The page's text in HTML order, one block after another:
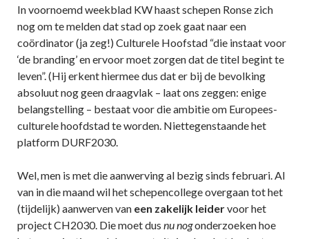
In voornoemd weekblad KW haast schepen Ronse zich
nog om te melden dat stad op zoek gaat naar een
coördinator (ja zeg!) Culturele Hoofstad “die instaat voor
‘de branding’ en ervoor moet zorgen dat de titel begint te
leven”. (Hij erkent hiermee dus dat er bij de bevolking
absoluut nog geen draagvlak – laat ons zeggen: enige
belangstelling – bestaat voor die ambitie om Europees-
culturele hoofdstad te worden. Niettegenstaande het
platform DURF2030.
Wel, men is met die aanwerving al bezig sinds februari. Al
van in die maand wil het schepencollege overgaan tot het
(tijdelijk) aanwerven van een zakelijk leidervoor het
project CH2030. Die moet dus nu nogonderzoeken hoe